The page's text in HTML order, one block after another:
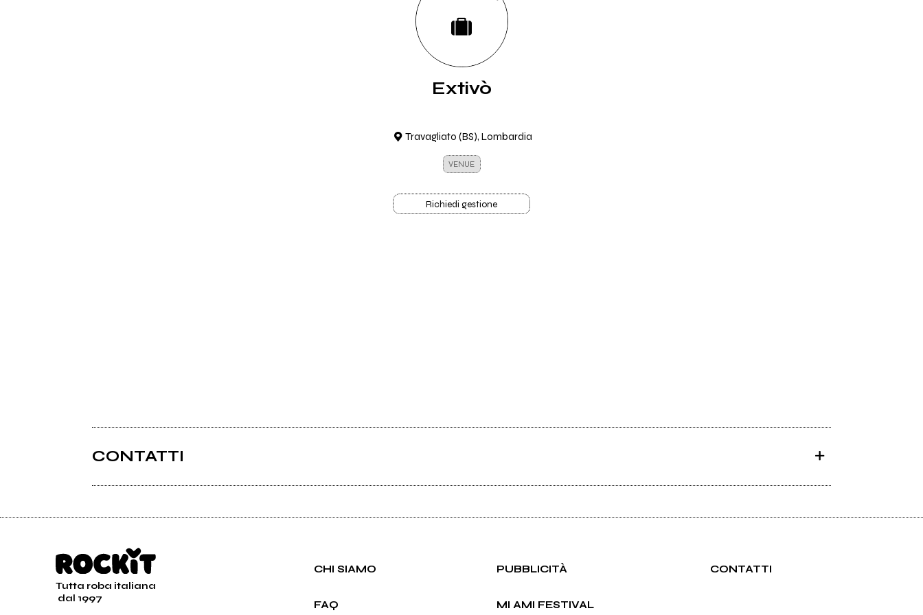
Extivò
Travagliato (BS), Lombardia
VENUE
Richiedi gestione
CONTATTI
Tutta roba italiana
dal 1997
CHI SIAMO PUBBLICITÀ CONTATTI
FAQ MI AMI FESTIVAL